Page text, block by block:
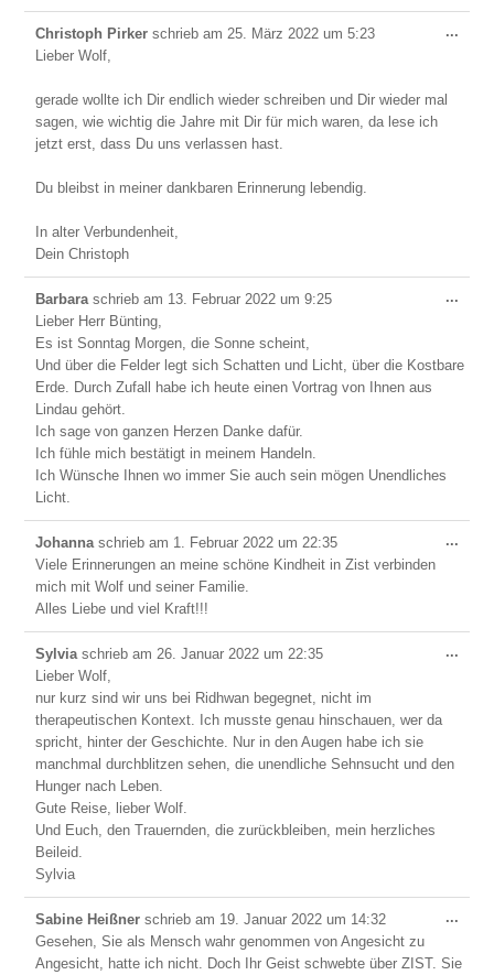
Christoph Pirkerschrieb am 25. März 2022 um 5:23
Lieber Wolf,
gerade wollte ich Dir endlich wieder schreiben und Dir wieder mal
sagen, wie wichtig die Jahre mit Dir für mich waren, da lese ich
jetzt erst, dass Du uns verlassen hast.
Du bleibst in meiner dankbaren Erinnerung lebendig.
In alter Verbundenheit,
Dein Christoph
...
Barbaraschrieb am 13. Februar 2022 um 9:25
Lieber Herr Bünting,
Es ist Sonntag Morgen, die Sonne scheint,
Und über die Felder legt sich Schatten und Licht, über die Kostbare
Erde. Durch Zufall habe ich heute einen Vortrag von Ihnen aus
Lindau gehört.
Ich sage von ganzen Herzen Danke dafür.
Ich fühle mich bestätigt in meinem Handeln.
Ich Wünsche Ihnen wo immer Sie auch sein mögen Unendliches
Licht.
...
Johannaschrieb am 1. Februar 2022 um 22:35
Viele Erinnerungen an meine schöne Kindheit in Zist verbinden
mich mit Wolf und seiner Familie.
Alles Liebe und viel Kraft!!!
...
Sylviaschrieb am 26. Januar 2022 um 22:35
Lieber Wolf,
nur kurz sind wir uns bei Ridhwan begegnet, nicht im
therapeutischen Kontext. Ich musste genau hinschauen, wer da
spricht, hinter der Geschichte. Nur in den Augen habe ich sie
manchmal durchblitzen sehen, die unendliche Sehnsucht und den
Hunger nach Leben.
Gute Reise, lieber Wolf.
Und Euch, den Trauernden, die zurückbleiben, mein herzliches
Beileid.
Sylvia
...
Sabine Heißnerschrieb am 19. Januar 2022 um 14:32
Gesehen, Sie als Mensch wahr genommen von Angesicht zu
Angesicht, hatte ich nicht. Doch Ihr Geist schwebte über ZIST. Sie
...